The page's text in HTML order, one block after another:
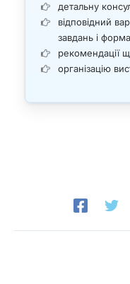
детальну
відповідний
завдань і
рекомендації
організацію